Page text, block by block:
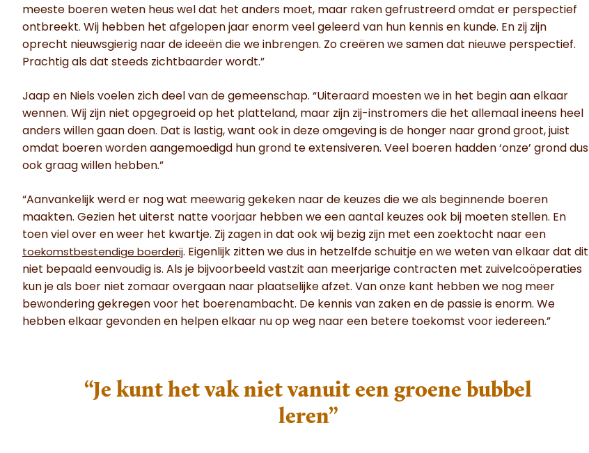
meeste boeren weten heus wel dat het anders moet, maar raken gefrustreerd omdat er perspectief
ontbreekt. Wij hebben het afgelopen jaar enorm veel geleerd van hun kennis en kunde. En zij zijn
oprecht nieuwsgierig naar de ideeën die we inbrengen. Zo creëren we samen dat nieuwe perspectief.
Prachtig als dat steeds zichtbaarder wordt.”
Jaap en Niels voelen zich deel van de gemeenschap. “Uiteraard moesten we in het begin aan elkaar
wennen. Wij zijn niet opgegroeid op het platteland, maar zijn zij-instromers die het allemaal ineens heel
anders willen gaan doen. Dat is lastig, want ook in deze omgeving is de honger naar grond groot, juist
omdat boeren worden aangemoedigd hun grond te extensiveren. Veel boeren hadden ‘onze’ grond dus
ook graag willen hebben.”
“Aanvankelijk werd er nog wat meewarig gekeken naar de keuzes die we als beginnende boeren
maakten. Gezien het uiterst natte voorjaar hebben we een aantal keuzes ook bij moeten stellen. En
toen viel over en weer het kwartje. Zij zagen in dat ook wij bezig zijn met een zoektocht naar een
toekomstbestendige boerderij. Eigenlijk zitten we dus in hetzelfde schuitje en we weten van elkaar dat dit
niet bepaald eenvoudig is. Als je bijvoorbeeld vastzit aan meerjarige contracten met zuivelcoöperaties
kun je als boer niet zomaar overgaan naar plaatselijke afzet. Van onze kant hebben we nog meer
bewondering gekregen voor het boerenambacht. De kennis van zaken en de passie is enorm. We
hebben elkaar gevonden en helpen elkaar nu op weg naar een betere toekomst voor iedereen.”
“Je kunt het vak niet vanuit een groene bubbel
leren”